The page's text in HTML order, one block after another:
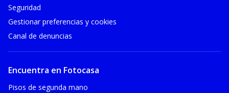
Seguridad
Gestionar preferencias y cookies
Canal de denuncias
Encuentra en Fotocasa
Pisos de segunda mano